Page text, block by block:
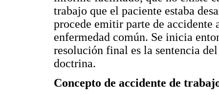
trabajo que el paciente estaba
procede emitir parte de accidente
enfermedad común. Se inicia
resolución final es la sentencia
doctrina.
Concepto de accidente de